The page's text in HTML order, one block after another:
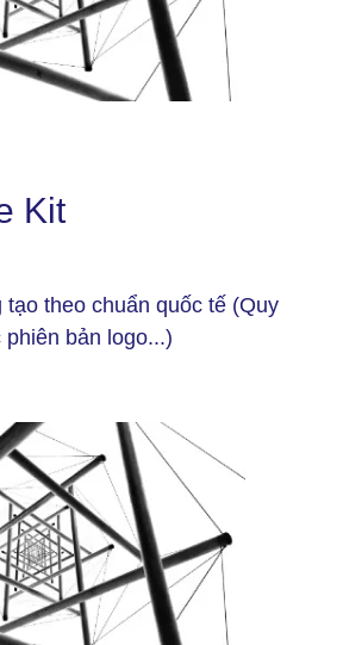
Kit
tạo theo chuẩn quốc tế (Quy
bản logo...)